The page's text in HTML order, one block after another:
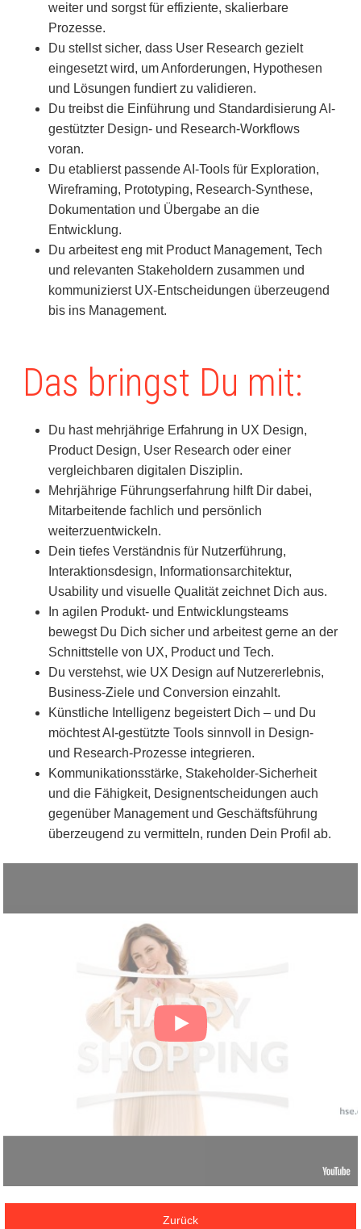
weiter und sorgst für effiziente, skalierbare
Prozesse.
Du stellst sicher, dass User Research gezielt
eingesetzt wird, um Anforderungen, Hypothesen
und Lösungen fundiert zu validieren.
Du treibst die Einführung und Standardisierung AI-
gestützter Design- und Research-Workflows
voran.
Du etablierst passende AI-Tools für Exploration,
Wireframing, Prototyping, Research-Synthese,
Dokumentation und Übergabe an die
Entwicklung.
Du arbeitest eng mit Product Management, Tech
und relevanten Stakeholdern zusammen und
kommunizierst UX-Entscheidungen überzeugend
bis ins Management.
Das bringst Du mit:
Du hast mehrjährige Erfahrung in UX Design,
Product Design, User Research oder einer
vergleichbaren digitalen Disziplin.
Mehrjährige Führungserfahrung hilft Dir dabei,
Mitarbeitende fachlich und persönlich
weiterzuentwickeln.
Dein tiefes Verständnis für Nutzerführung,
Interaktionsdesign, Informationsarchitektur,
Usability und visuelle Qualität zeichnet Dich aus.
In agilen Produkt- und Entwicklungsteams
bewegst Du Dich sicher und arbeitest gerne an der
Schnittstelle von UX, Product und Tech.
Du verstehst, wie UX Design auf Nutzererlebnis,
Business-Ziele und Conversion einzahlt.
Künstliche Intelligenz begeistert Dich – und Du
möchtest AI-gestützte Tools sinnvoll in Design-
und Research-Prozesse integrieren.
Kommunikationsstärke, Stakeholder-Sicherheit
und die Fähigkeit, Designentscheidungen auch
gegenüber Management und Geschäftsführung
überzeugend zu vermitteln, runden Dein Profil ab.
Zurück